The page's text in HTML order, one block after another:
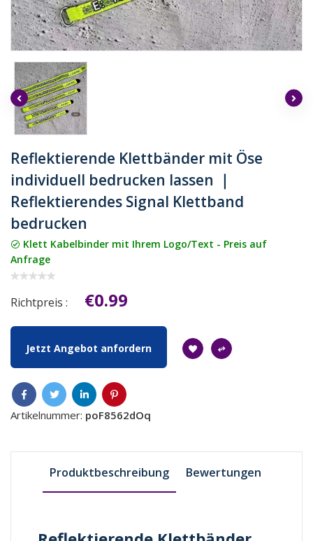
Reflektierende Klettbänder mit Öse
individuell bedrucken lassen ｜
Reflektierendes Signal Klettband
bedrucken
Klett Kabelbinder mit Ihrem Logo/Text - Preis auf
Anfrage
Richtpreis : €0.99
Jetzt Angebot anfordern
Artikelnummer: poF8562dOq
Produktbeschreibung Bewertungen